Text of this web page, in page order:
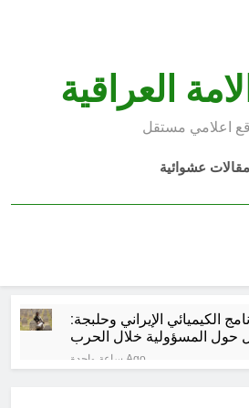
العراقية
اعلامي مستقل
مقالات عشوائية
الكيميائي الإيراني وحلبجة:
حول المسؤولية خلال الحرب
الإيرانية–العراقية
ساعة واحدة Ago